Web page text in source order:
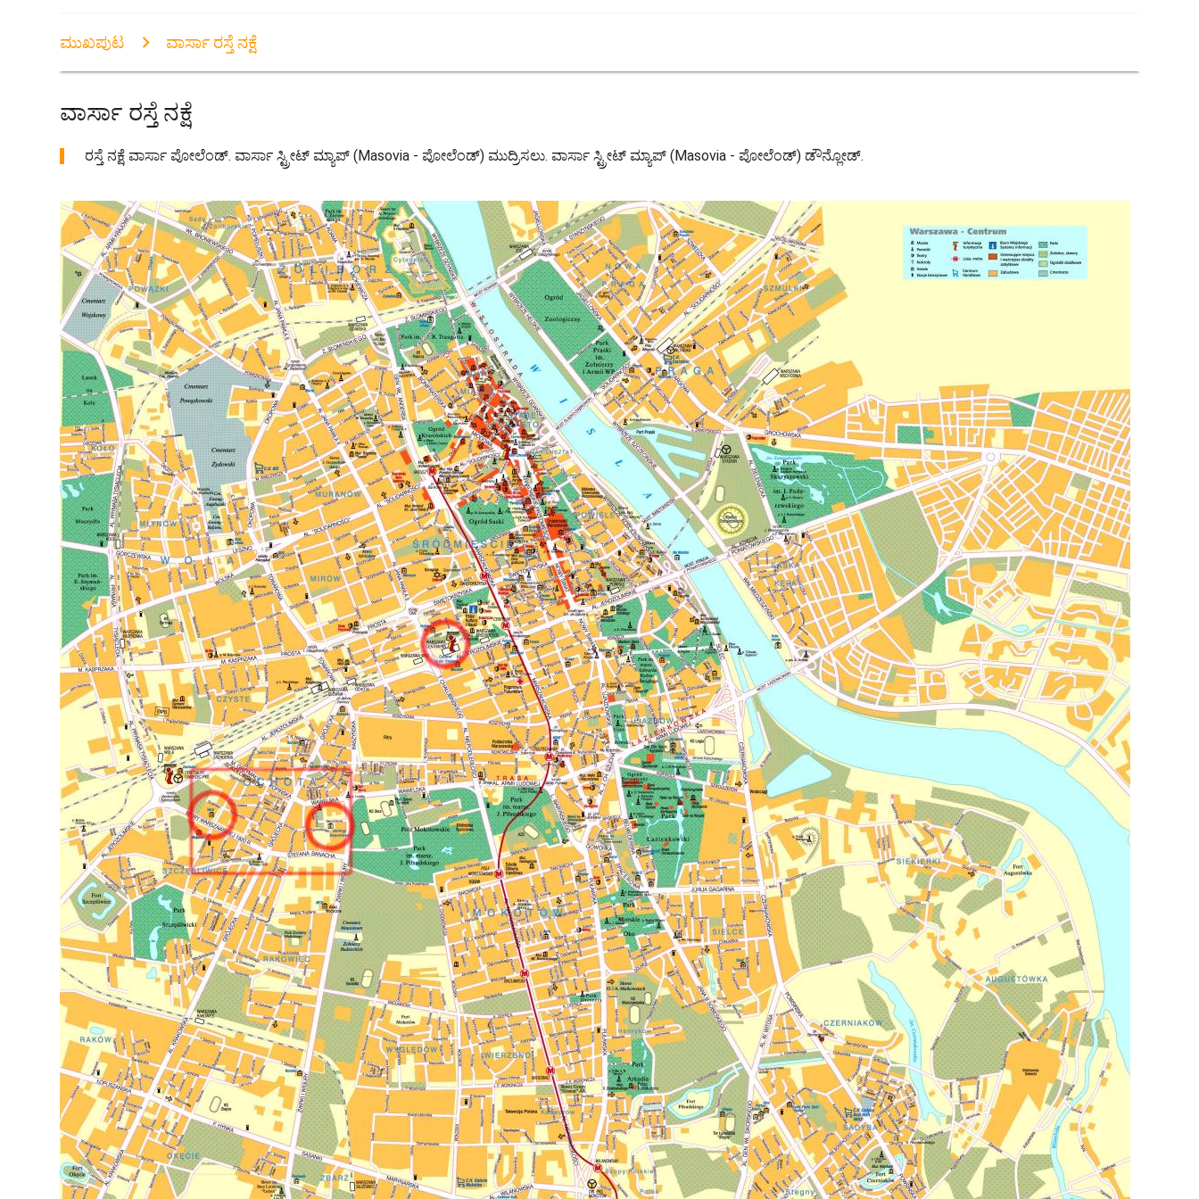
ಮುಖಪುಟ ವಾರ್ಸಾ ರಸ್ತೆ ನಕ್ಷೆ
ವಾರ್ಸಾ ರಸ್ತೆ ನಕ್ಷೆ
ರಸ್ತೆ ನಕ್ಷೆ ವಾರ್ಸಾ ಪೋಲೆಂಡ್. ವಾರ್ಸಾ ಸ್ಟ್ರೀಟ್ ಮ್ಯಾಪ್ (Masovia - ಪೋಲೆಂಡ್) ಮುದ್ರಿಸಲು. ವಾರ್ಸಾ ಸ್ಟ್ರೀಟ್ ಮ್ಯಾಪ್ (Masovia - ಪೋಲೆಂಡ್) ಡೌನ್ಲೋಡ್.